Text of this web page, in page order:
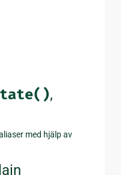
,
med hjälp av